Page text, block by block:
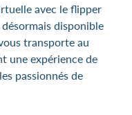
avec le flipper
disponible
transporte au
une expérience de
passionnés de